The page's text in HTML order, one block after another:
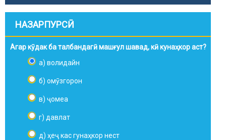
НАЗАРПУРСӢ
Агар кӯдак ба талбандагӣ машғул шавад, кӣ кунаҳкор аст?
а) волидайн
б) омӯзгорон
в) ҷомеа
г) давлат
д) ҳеҷ кас гунаҳкор нест